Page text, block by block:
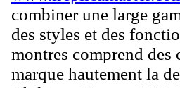
combiner une large
des styles et des
montres comprend des
marque hautement la